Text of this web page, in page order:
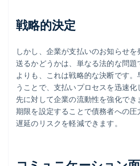
戦略的決定
しかし、企業が支払いのお知らせ
送るかどうかは、単なる法的な問
よりも、これは戦略的な決断です
うことで、支払いプロセスを迅速化
先に対して企業の流動性を強化でき
期限を設定することで債務者への圧
遅延のリスクを軽減できます。